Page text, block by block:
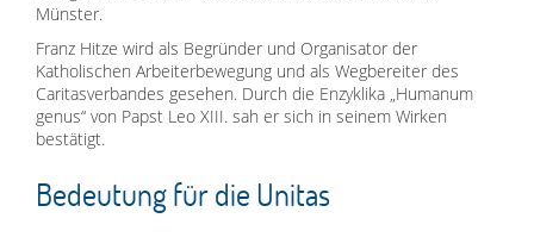
Münster.
Franz Hitze wird als Begründer und Organisator der
Katholischen Arbeiterbewegung und als Wegbereiter des
Caritasverbandes gesehen. Durch die Enzyklika „Humanum
genus“ von Papst Leo XIII. sah er sich in seinem Wirken
bestätigt.
Bedeutung für die Unitas